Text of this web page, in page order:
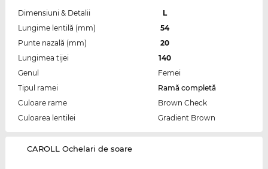
Dimensiuni & Detalii
L
Lungime lentilă (mm)
54
Punte nazală (mm)
20
Lungimea tijei
140
Genul
Femei
Tipul ramei
Ramă completă
Culoare rame
Brown Check
Culoarea lentilei
Gradient Brown
‌CAROLL Ochelari de soare